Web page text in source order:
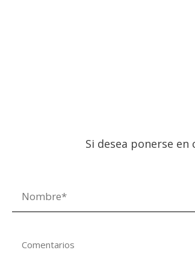
Si desea ponerse